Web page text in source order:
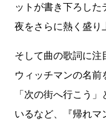
ットが書き下ろし
夜をさらに熱く盛り
そして曲の歌詞に注
ウィッチマンの名前
「次の街へ行こう
いるなど、『帰れマ